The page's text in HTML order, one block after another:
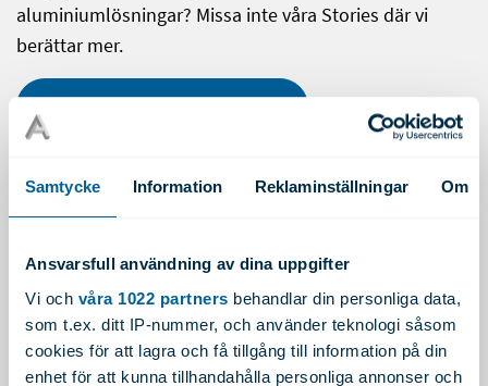
Samtycke Information Reklaminställningar Om
Ansvarsfull användning av dina uppgifter
Vi och våra 1022 partners behandlar din personliga data,
som t.ex. ditt IP-nummer, och använder teknologi såsom
cookies för att lagra och få tillgång till information på din
enhet för att kunna tillhandahålla personliga annonser och
aluminiumlösningar? Missa inte våra Stories där vi
berättar mer.